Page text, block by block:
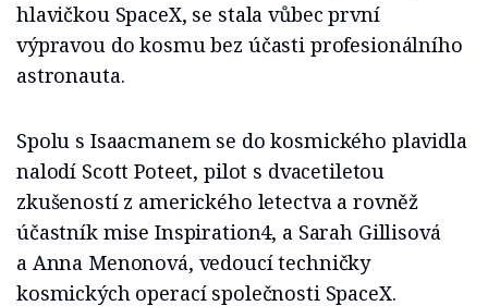
hlavičkou SpaceX, se stala vůbec první
výpravou do kosmu bez účasti profesionálního
astronauta.
Spolu s Isaacmanem se do kosmického plavidla
nalodí Scott Poteet, pilot s dvacetiletou
zkušeností z amerického letectva a rovněž
účastník mise Inspiration4, a Sarah Gillisová
a Anna Menonová, vedoucí techničky
kosmických operací společnosti SpaceX.